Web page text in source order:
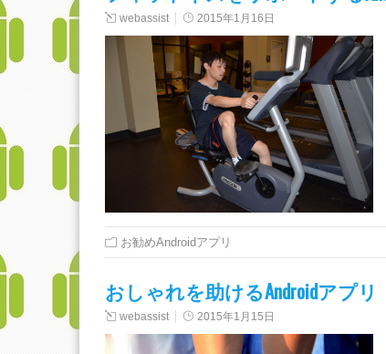
webassist 2015年1月16日
お勧めAndroidアプリ
おしゃれを助けるAndroidアプリ
webassist 2015年1月15日